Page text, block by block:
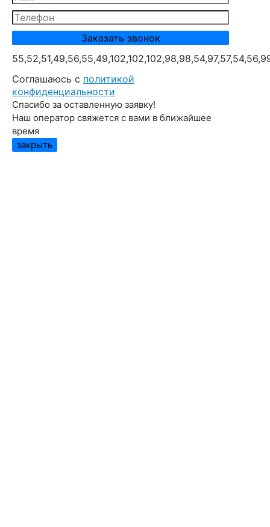
Cоглашаюсь с политикой
конфиденциальности
Спасибо за оставленную заявку!
Наш оператор свяжется с вами в ближайшее
время
закрыть